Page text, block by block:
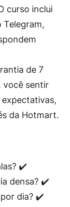
curso inclui
Telegram,
de 7
você sentir
da Hotmart.
✔️
densa? ✔️
por dia? ✔️